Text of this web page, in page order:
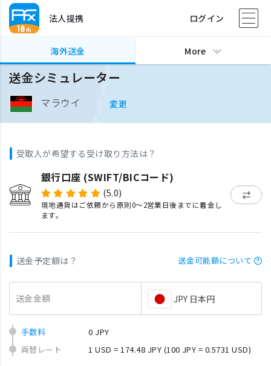
法人提携 ログイン
海外送金 More
送金シミュレーター
マラウイ 変更
受取人が希望する受け取り方法は？
銀行口座 (SWIFT/BICコード)
(5.0)
現地通貨はご依頼から原則0〜2営業日後までに着金し
ます。
送金予定額は？ 送金可能額について
送金金額 JPY 日本円
手数料
0 JPY
両替レート
1 USD = 174.48 JPY (100 JPY = 0.5731 USD)